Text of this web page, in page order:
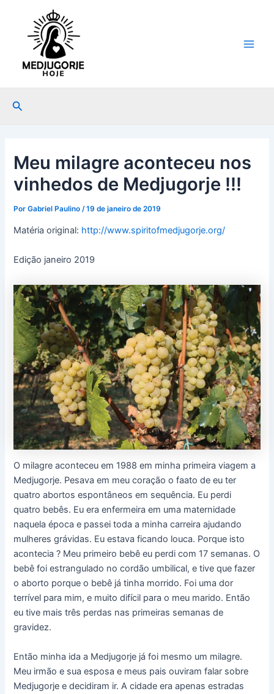
conteúdo
Pesquisar
Meu milagre aconteceu nos
vinhedos de Medjugorje !!!
PorGabriel Paulino/19 de janeiro de 2019
Matéria original: http://www.spiritofmedjugorje.org/
Edição janeiro 2019
O milagre aconteceu em 1988 em minha primeira viagem a
Medjugorje. Pesava em meu coração o faato de eu ter
quatro abortos espontâneos em sequência. Eu perdi
quatro bebês. Eu era enfermeira em uma maternidade
naquela época e passei toda a minha carreira ajudando
mulheres grávidas. Eu estava ficando louca. Porque isto
acontecia ? Meu primeiro bebê eu perdi com 17 semanas. O
bebê foi estrangulado no cordão umbilical, e tive que fazer
o aborto porque o bebê já tinha morrido. Foi uma dor
terrível para mim, e muito difícil para o meu marido. Então
eu tive mais três perdas nas primeiras semanas de
gravidez.
Então minha ida a Medjugorje já foi mesmo um milagre.
Meu irmão e sua esposa e meus pais ouviram falar sobre
Medjugorje e decidiram ir. A cidade era apenas estradas
navigation